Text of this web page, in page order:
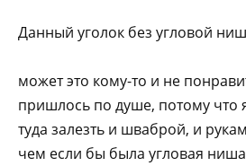
Данный уголок без угловой
может это кому-то и не
пришлось по душе, потому что
туда залезть и шваброй, и
чем если бы была угловая